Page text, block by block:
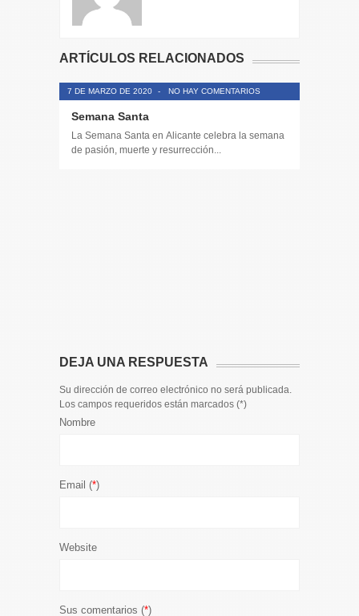
ARTÍCULOS RELACIONADOS
7 DE MARZO DE 2020 - NO HAY COMENTARIOS
Semana Santa
La Semana Santa en Alicante celebra la semana
de pasión, muerte y resurrección...
DEJA UNA RESPUESTA
Su dirección de correo electrónico no será publicada.
Los campos requeridos están marcados (*)
Nombre
Email (*)
Website
Sus comentarios (*)